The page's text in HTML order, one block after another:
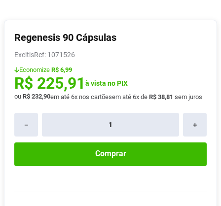
Regenesis 90 Cápsulas
Exeltis : 1071526
Economize R$ 6,99
R$ 225,91 à vista no PIX
ou R$ 232,90em até 6x nos cartõesem até 6x de R$ 38,81 sem juros
＋
－
Comprar
5º Fralda G
6º Shampoo
7º Desodorante
8º Absorvente
9 Lavitan
10º Vitamina D